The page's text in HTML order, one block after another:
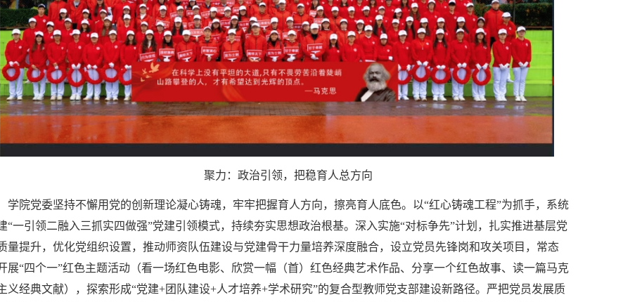
聚力：政治引领，把稳育人总方向
学院党委坚持不懈用党的创新理论凝心铸魂，牢牢把握育人方向，擦亮育人底色。以“红心铸魂工程”为抓手，系统
“一引领二融入三抓实四做强”党建引领模式，持续夯实思想政治根基。深入实施“对标争先”计划，扎实推进基层党
量提升，优化党组织设置，推动师资队伍建设与党建骨干力量培养深度融合，设立党员先锋岗和攻关项目，常态
展“四个一”红色主题活动（看一场红色电影、欣赏一幅（首）红色经典艺术作品、分享一个红色故事、读一篇马克
义经典文献），探索形成“党建+团队建设+人才培养+学术研究”的复合型教师党支部建设新路径。严把党员发展质